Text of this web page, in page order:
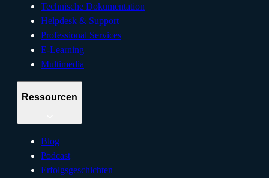
Technische Dokumentation
Helpdesk & Support
Professional Services
E-Learning
Multimedia
Ressourcen
Blog
Podcast
Erfolgsgeschichten